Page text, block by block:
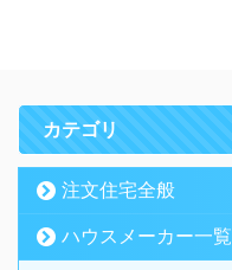
カテゴリ
注文住宅全般
ハウスメーカー一覧